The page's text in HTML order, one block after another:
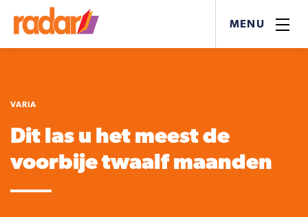
MENU
VARIA
Dit las u het meest de
voorbije twaalf maanden